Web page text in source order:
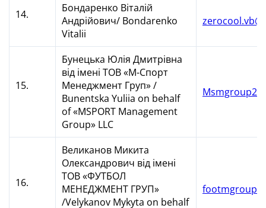
14.
Бондаренко Віталій
Андрійович/ Bondarenko
Vitalii
15.
Бунецька Юлія Дмитрівна
від імені ТОВ «М-Спорт
Менеджмент Груп» /
Bunentska Yuliia on behalf
of «MSPORT Management
Group» LLC
16.
Великанов Микита
Олександрович від імені
ТОВ «ФУТБОЛ
МЕНЕДЖМЕНТ ГРУП»
/Velykanov Mykyta on behalf